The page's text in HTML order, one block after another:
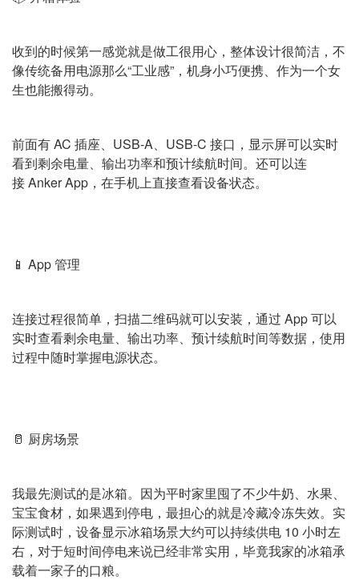
收到的时候第一感觉就是做工很用心，整体设计很简洁，不
像传统备用电源那么“工业感”，机身小巧便携、作为一个女
生也能搬得动。
前面有 AC 插座、USB-A、USB-C 接口，显示屏可以实时
看到剩余电量、输出功率和预计续航时间。还可以连
接 Anker App，在手机上直接查看设备状态。
📱 App 管理
连接过程很简单，扫描二维码就可以安装，通过 App 可以
实时查看剩余电量、输出功率、预计续航时间等数据，使用
过程中随时掌握电源状态。
🥛 厨房场景
我最先测试的是冰箱。因为平时家里囤了不少牛奶、水果、
宝宝食材，如果遇到停电，最担心的就是冷藏冷冻失效。实
际测试时，设备显示冰箱场景大约可以持续供电 10 小时左
右，对于短时间停电来说已经非常实用，毕竟我家的冰箱承
载着一家子的口粮。